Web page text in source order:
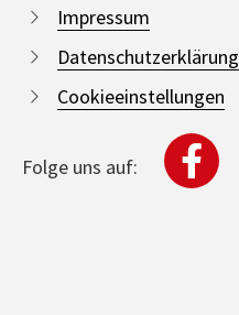
Impressum
Datenschutzerklärung
Cookieeinstellungen
Folge uns auf: